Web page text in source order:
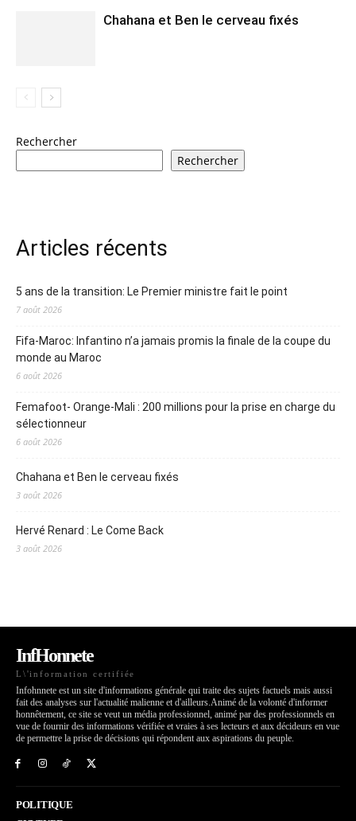
Chahana et Ben le cerveau fixés
Rechercher
Rechercher
Articles récents
5 ans de la transition: Le Premier ministre fait le point
7 août 2026
Fifa-Maroc: Infantino n’a jamais promis la finale de la coupe du
monde au Maroc
6 août 2026
Femafoot- Orange-Mali : 200 millions pour la prise en charge du
sélectionneur
6 août 2026
Chahana et Ben le cerveau fixés
3 août 2026
Hervé Renard : Le Come Back
3 août 2026
InfHonnete
L\'information certifiée
Infohnnete est un site d'informations générale qui traite des sujets factuels mais aussi
fait des analyses sur l'actualité malienne et d'ailleurs.Animé de la volonté d'informer
honnêtement, ce site se veut un média professionnel, animé par des professionnels en
vue de fournir des informations vérifiée et vraies à ses lecteurs et aux décideurs en vue
de permettre la prise de décisions qui répondent aux aspirations du peuple.
POLITIQUE